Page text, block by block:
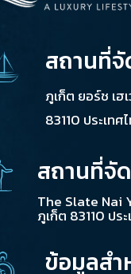
สถานที่จั
ภูเก็ต ยอร์ช เฮ
83110 ประเทศ
สถานที่จั
The Slate Nai
ภูเก็ต 83110 ปร
ข้อมูลสำ